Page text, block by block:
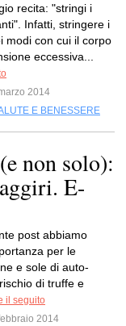
recita: "stringi i
Infatti, stringere i
modi con cui il corpo
eccessiva...
2014
E BENESSERE
non solo):
E-
post abbiamo
per le
e sole di auto-
di truffe e
il seguito
2014